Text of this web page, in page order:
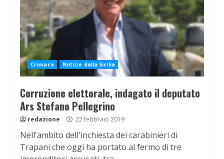
Cronaca Notizie dalla Sicilia
Corruzione elettorale, indagato il deputato
Ars Stefano Pellegrino
redazione 22 febbraio 2019
Nell'ambito dell'inchiesta dei carabinieri di
Trapani che oggi ha portato al fermo di tre